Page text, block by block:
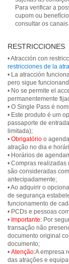
Para verificar a
cupom ou
consultar os
RESTRICCIONES
• Atracción con
restricciones de la
• La atracción
pero sigue
• No se permite el
permanentemente
• O Single Pass é
• Este produto é um
passaporte de
limitada);
• Obrigatório o
atração no dia e
• Horários de
• Compras
são consideradas
antecipadamente;
• Ao adquirir o
de segurança
funcionamento de
• PCDs e pessoas
• Importante: Por
transação não
documento original
documento;
• Atenção:A empresa
das atrações e